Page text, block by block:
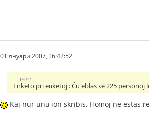
01 януари 2007, 16:42:52
pace:
Enketo pri enketoj : Ĉu eblas ke 225
Kaj nur unu ion skribis. Homoj ne estas